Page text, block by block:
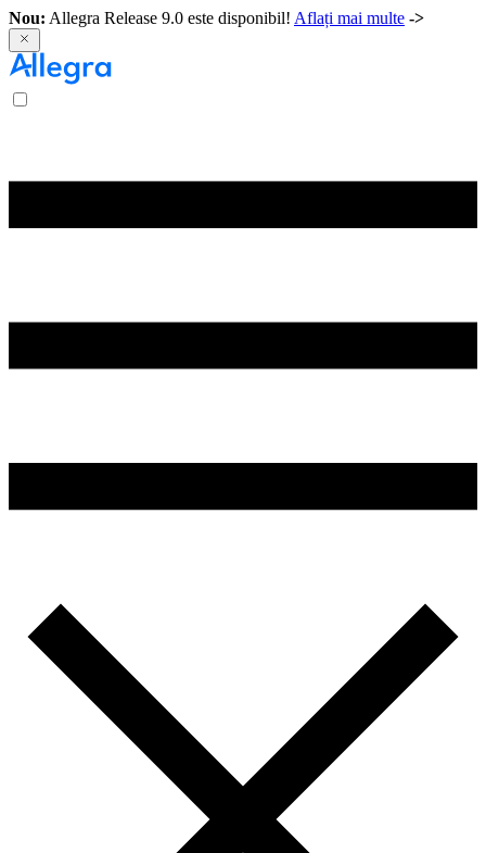
Nou: Allegra Release 9.0 este disponibil! Aflați mai multe ->